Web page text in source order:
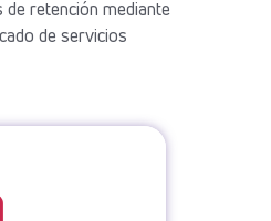
retención mediante
de servicios